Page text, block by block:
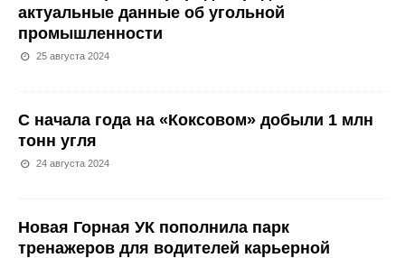
актуальные данные об угольной
промышленности
25 августа 2024
С начала года на «Коксовом» добыли 1 млн
тонн угля
24 августа 2024
Новая Горная УК пополнила парк
тренажеров для водителей карьерной